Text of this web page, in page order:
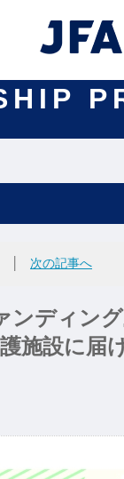
次の記事へ
ディング
施設に届